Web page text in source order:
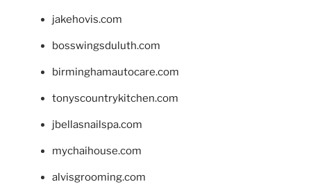
jakehovis.com
bosswingsduluth.com
birminghamautocare.com
tonyscountrykitchen.com
jbellasnailspa.com
mychaihouse.com
alvisgrooming.com